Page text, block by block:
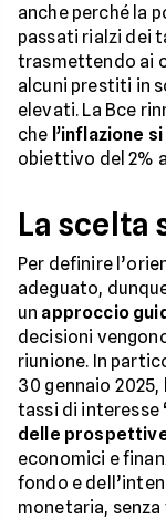
anche perché la
passati rialzi dei
trasmettendo ai
alcuni prestiti in
elevati. La Bce
che l’inflazione
obiettivo del 2%
La scelta
Per definire
adeguato,
un approccio
decisioni
riunione. In
30 gennaio
tassi di interesse
delle
economici e
fondo e
monetaria,